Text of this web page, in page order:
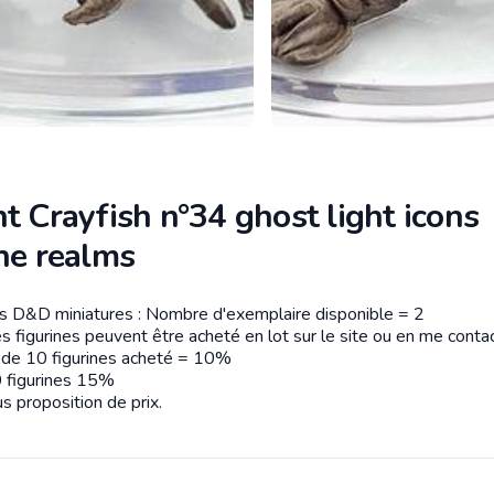
Crayfish n°34 ghost light icons
realms
D&D miniatures : Nombre d'exemplaire disponible = 2
figurines peuvent être acheté en lot sur le site ou en me
10 figurines acheté = 10%
figurines 15%
proposition de prix.